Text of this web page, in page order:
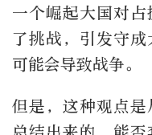
一个崛起大国对
了挑战，引发守
可能会导致战争。
但是，这种观点